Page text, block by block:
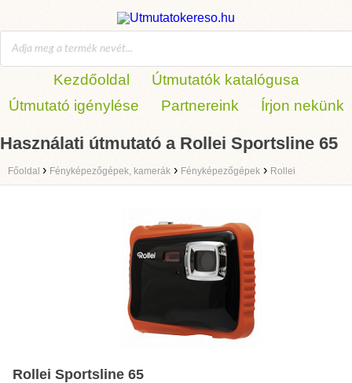
Kezdőoldal
Útmutatók katalógusa
Útmutató igénylése
Partnereink Írjon nekünk
Használati útmutató a Rollei Sportsline 65
Főoldal › Fényképezőgépek, kamerák › Fényképezőgépek › Rollei
Rollei Sportsline 65